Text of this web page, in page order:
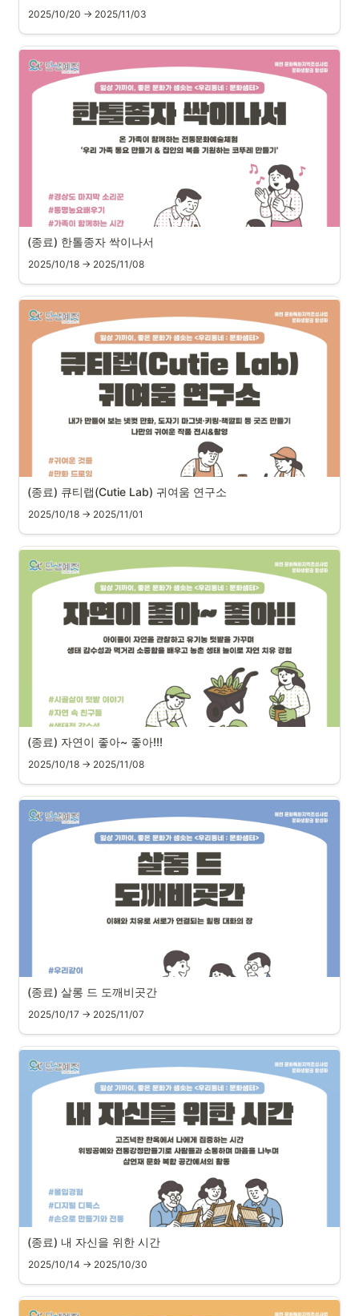
2025/10/20 → 2025/11/03
(종료) 한톨종자 싹이나서
2025/10/18 → 2025/11/08
(종료) 큐티랩(Cutie Lab) 귀여움 연구소
2025/10/18 → 2025/11/01
(종료) 자연이 좋아~ 좋아!!!
2025/10/18 → 2025/11/08
(종료) 살롱 드 도깨비곳간
2025/10/17 → 2025/11/07
(종료) 내 자신을 위한 시간
2025/10/14 → 2025/10/30